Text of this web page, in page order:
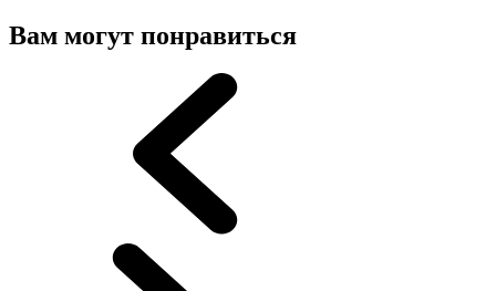
Вам могут понравиться